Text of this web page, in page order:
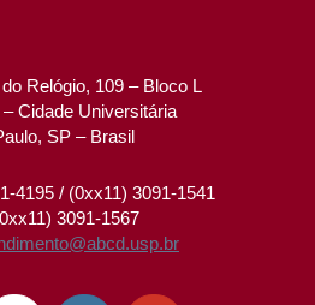
Relógio, 109 – Bloco L
Cidade Universitária
SP – Brasil
4195 / (0xx11) 3091-1541
3091-1567